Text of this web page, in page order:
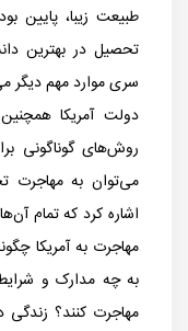
طبیعت زیبا، پایین
تحصیل در بهترین
سری موارد مهم دیگر
دولت آمریکا
روش‌های گوناگونی
می‌توان به مهاجرت
اشاره کرد که تمام
مهاجرت به آمریکا
به چه مدارک و شرایطی
مهاجرت کنند؟